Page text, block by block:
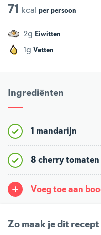
71 kcal per persoon
2g Eiwitten
1g Vetten
Ingrediënten
1 mandarijn
8 cherry tomaten
Voeg toe aan
Zo maak je dit recept